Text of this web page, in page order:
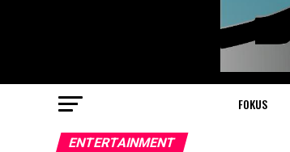
FOKUS
ENTERTAINMENT